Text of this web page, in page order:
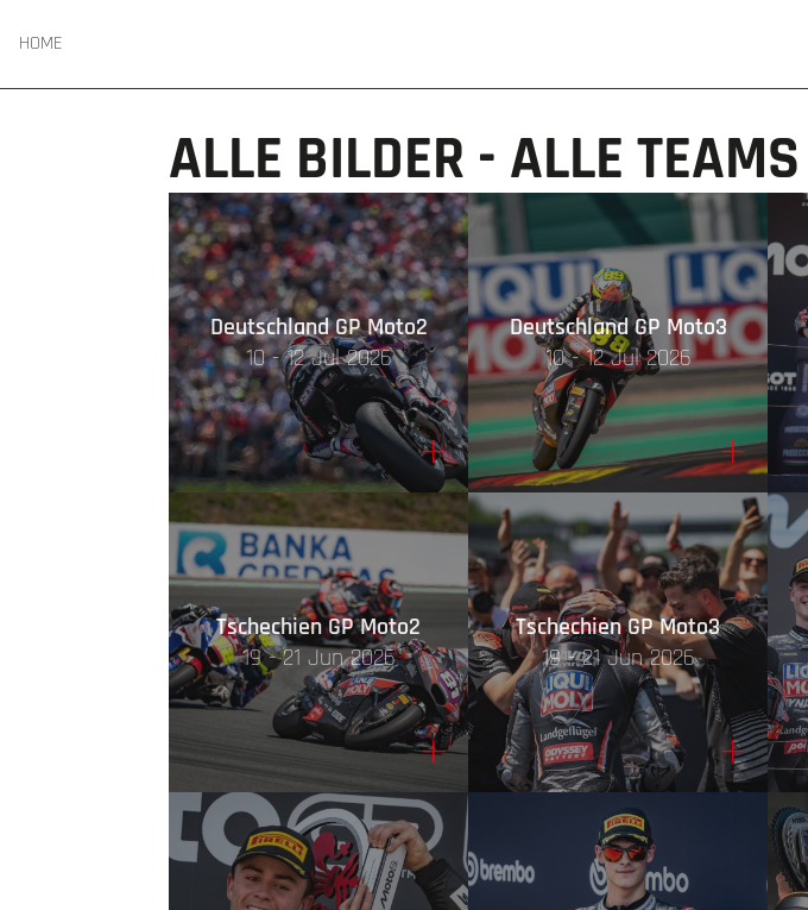
HOME
ALLE BILDER - ALLE TEAMS
Deutschland GP Moto2
10 - 12 Jul 2026
+
Deutschland GP Moto3
10 - 12 Jul 2026
+
Tschechien GP Moto2
19 - 21 Jun 2026
+
Tschechien GP Moto3
19 - 21 Jun 2026
+